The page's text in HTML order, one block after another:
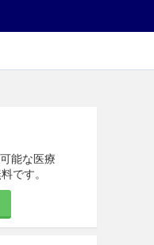
能な医療
です。